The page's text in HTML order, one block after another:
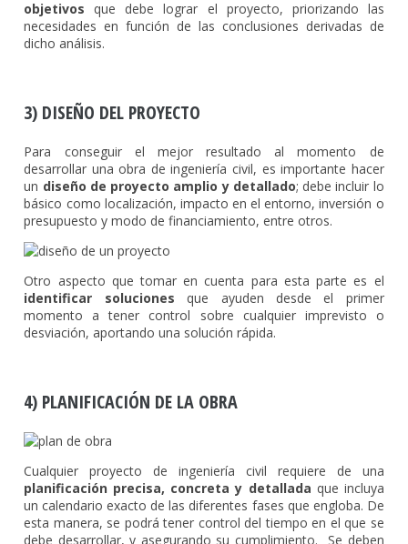
objetivos que debe lograr el proyecto, priorizando las
necesidades en función de las conclusiones derivadas de
dicho análisis.
3) DISEÑO DEL PROYECTO
Para conseguir el mejor resultado al momento de
desarrollar una obra de ingeniería civil, es importante hacer
un diseño de proyecto amplio y detallado; debe incluir lo
básico como localización, impacto en el entorno, inversión o
presupuesto y modo de financiamiento, entre otros.
Otro aspecto que tomar en cuenta para esta parte es el
identificar soluciones que ayuden desde el primer
momento a tener control sobre cualquier imprevisto o
desviación, aportando una solución rápida.
4) PLANIFICACIÓN DE LA OBRA
Cualquier proyecto de ingeniería civil requiere de una
planificación precisa, concreta y detallada que incluya
un calendario exacto de las diferentes fases que engloba. De
esta manera, se podrá tener control del tiempo en el que se
debe desarrollar, y asegurando su cumplimiento. Se deben